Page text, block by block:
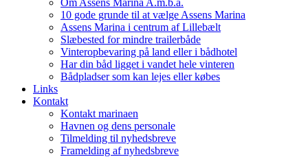
10 gode grunde til at vælge Assens Marina
Assens Marina i centrum af Lillebælt
Slæbested for mindre trailerbåde
Vinteropbevaring på land eller i bådhotel
Har din båd ligget i vandet hele vinteren
Bådpladser som kan lejes eller købes
Links
Kontakt
Kontakt marinaen
Havnen og dens personale
Tilmelding til nyhedsbreve
Framelding af nyhedsbreve